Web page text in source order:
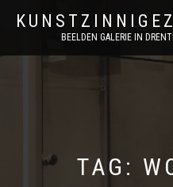
BEELDEN GALERIE IN
TAG: